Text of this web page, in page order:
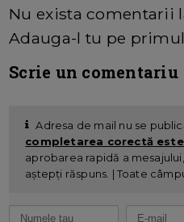
Nu exista comentarii
Adauga-l tu pe
Scrie un comentariu
Adresa de mail nu se
completarea corectă este
aprobarea rapidă a
aștepți răspuns. | Toate